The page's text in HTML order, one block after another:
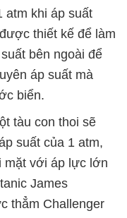
atm khi áp suất
thiết kế để làm
bên ngoài để
áp suất mà
biển.
tàu con thoi sẽ
suất của 1 atm,
mặt với áp lực lớn
James
thẳm Challenger